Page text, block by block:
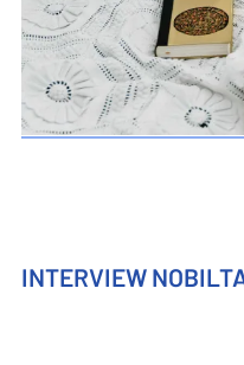
INTERVIEW